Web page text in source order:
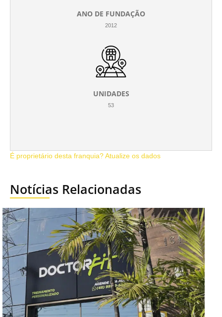
ANO DE FUNDAÇÃO
2012
UNIDADES
53
É proprietário desta franquia? Atualize os dados
Notícias Relacionadas